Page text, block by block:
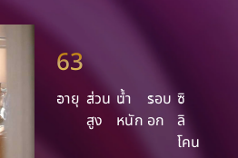
63
อายุ ส่วน
สูง
น้ำ
หนัก
รอบ
อก
ซิ
ลิ
โคน